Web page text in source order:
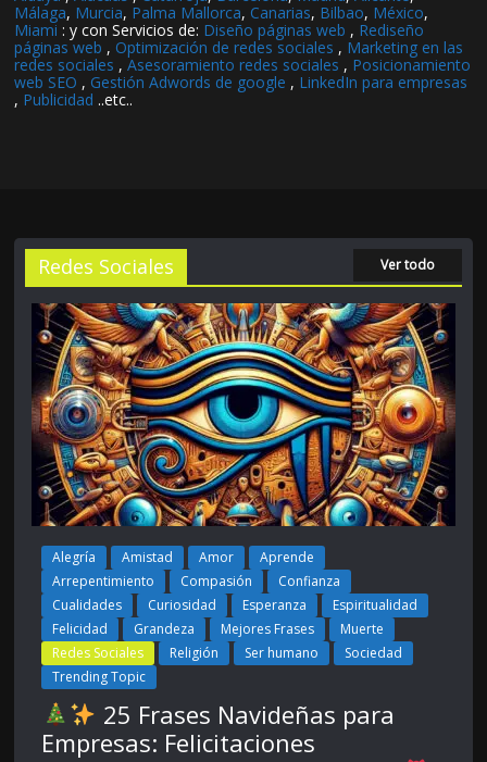
Málaga, Murcia, Palma Mallorca, Canarias, Bilbao, México,
Miami : y con Servicios de: Diseño páginas web , Rediseño
páginas web , Optimización de redes sociales , Marketing en las
redes sociales ,Asesoramiento redes sociales , Posicionamiento
web SEO , Gestión Adwords de google , LinkedIn para empresas
, Publicidad ..etc..
Redes Sociales Ver todo
Alegría Amistad Amor
Aprende
Arrepentimiento
Compasión
Confianza
Cualidades
Curiosidad Esperanza
Espiritualidad
Felicidad
Grandeza Mejores Frases
Muerte
Redes Sociales
Religión Ser humano
Sociedad
Trending Topic
25 Frases Navideñas para
Empresas: Felicitaciones